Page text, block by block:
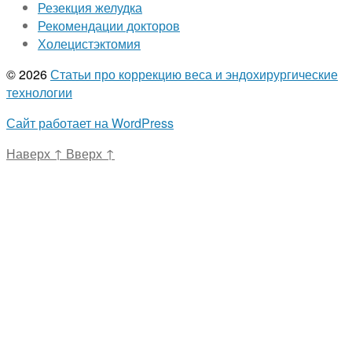
Резекция желудка
Рекомендации докторов
Холецистэктомия
© 2026Статьи про коррекцию веса и эндохирургические
технологии
Сайт работает на WordPress
Наверх ↑ Вверх ↑